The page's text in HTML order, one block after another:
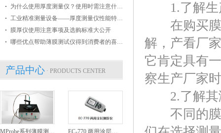
为什么使用厚度测量仪？使用时需注意什么？
工业精准测量设备——厚度测量仪性能特点介绍
膜厚仪使用注意事项及选购标准大公开
哪些优点帮助薄膜测试仪得到消费者的喜爱？
产品中心 · PRODUCTS CENTER
MProbe系列薄膜测厚仪 EC-770 两用涂层测厚仪
1.了解生
在购买膜
解，产看厂
它肯定具有
察生产厂家
2.了解其
不同的膜